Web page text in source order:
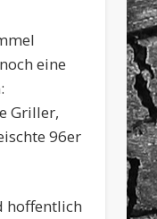
eine
Griller,
96er
hoffentlich